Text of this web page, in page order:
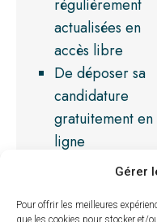
Gérer
Pour offrir les meilleures
que les cookies pour stocker et/
régulièrement
actualisées en
accès libre
De déposer sa
candidature
gratuitement en
ligne
D’être alerté
offre